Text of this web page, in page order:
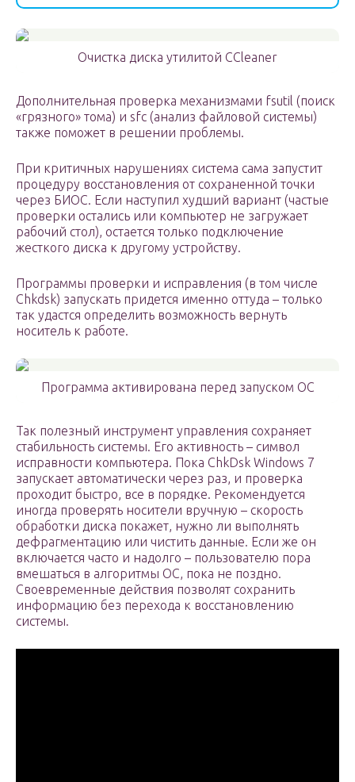
Очистка диска утилитой CCleaner
Дополнительная проверка механизмами fsutil (поиск
«грязного» тома) и sfc (анализ файловой системы)
также поможет в решении проблемы.
При критичных нарушениях система сама запустит
процедуру восстановления от сохраненной точки
через БИОС. Если наступил худший вариант (частые
проверки остались или компьютер не загружает
рабочий стол), остается только подключение
жесткого диска к другому устройству.
Программы проверки и исправления (в том числе
Chkdsk) запускать придется именно оттуда – только
так удастся определить возможность вернуть
носитель к работе.
Программа активирована перед запуском ОС
Так полезный инструмент управления сохраняет
стабильность системы. Его активность – символ
исправности компьютера. Пока ChkDsk Windows 7
запускает автоматически через раз, и проверка
проходит быстро, все в порядке. Рекомендуется
иногда проверять носители вручную – скорость
обработки диска покажет, нужно ли выполнять
дефрагментацию или чистить данные. Если же он
включается часто и надолго – пользователю пора
вмешаться в алгоритмы ОС, пока не поздно.
Своевременные действия позволят сохранить
информацию без перехода к восстановлению
системы.